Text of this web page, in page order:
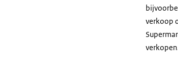
verkoop